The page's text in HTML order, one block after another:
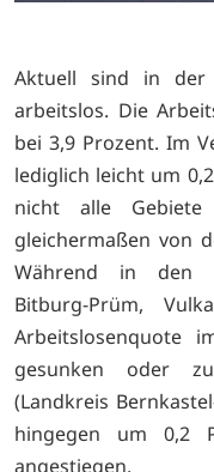
Aktuell sind in der
arbeitslos. Die
bei 3,9 Prozent. Im
lediglich leicht um
nicht alle Gebiete
gleichermaßen von
Während in den
Bitburg-Prüm,
Arbeitslosenquote
gesunken oder
(Landkreis
hingegen um 0,2
angestiegen.